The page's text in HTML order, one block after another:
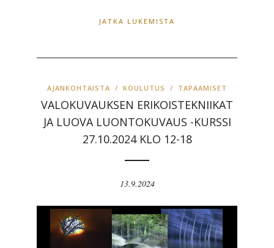
JATKA LUKEMISTA
AJANKOHTAISTA / KOULUTUS / TAPAAMISET
VALOKUVAUKSEN ERIKOISTEKNIIKAT
JA LUOVA LUONTOKUVAUS -KURSSI
27.10.2024 KLO 12-18
13.9.2024